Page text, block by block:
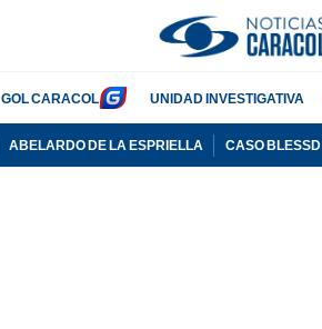
GOL CARACOL UNIDAD INVESTIGATIVA
ABELARDO DE LA ESPRIELLA CASO BLESSD